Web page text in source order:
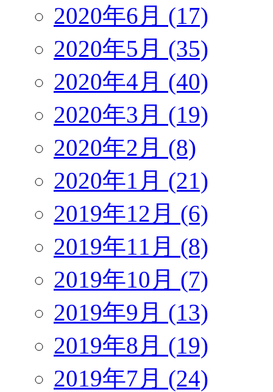
2020年6月 (17)
2020年5月 (35)
2020年4月 (40)
2020年3月 (19)
2020年2月 (8)
2020年1月 (21)
2019年12月 (6)
2019年11月 (8)
2019年10月 (7)
2019年9月 (13)
2019年8月 (19)
2019年7月 (24)